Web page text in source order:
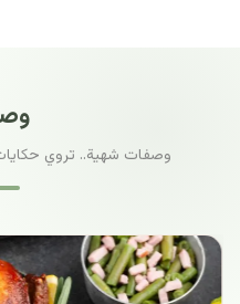
وصفات شهية.. تروي